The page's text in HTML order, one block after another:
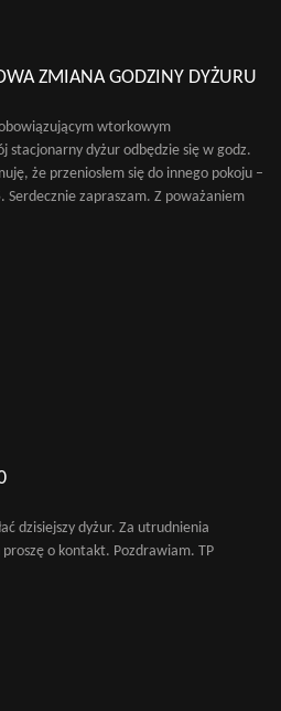
ZMIANA GODZINY DYŻURU
wtorkowym
stacjonarny dyżur odbędzie się w godz.
że przeniosłem się do innego pokoju –
zapraszam. Z poważaniem
dzisiejszy dyżur. Za utrudnienia
o kontakt. Pozdrawiam. TP